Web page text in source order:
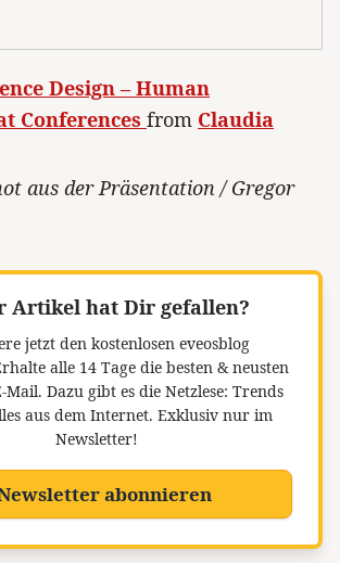
Design – Human
Conferences from Claudia
aus der Präsentation / Gregor
Artikel hat Dir gefallen?
jetzt den kostenlosen eveosblog
alle 14 Tage die besten & neusten
Dazu gibt es die Netzlese: Trends
aus dem Internet. Exklusiv nur im
Newsletter!
abonnieren